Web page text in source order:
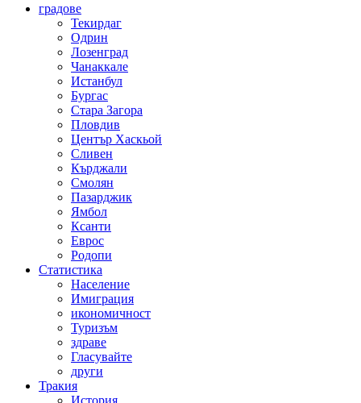
градове
Текирдаг
Одрин
Лозенград
Чанаккале
Истанбул
Бургас
Стара Загора
Пловдив
Център Хаскьой
Сливен
Кърджали
Смолян
Пазарджик
Ямбол
Ксанти
Еврос
Родопи
Статистика
Население
Имиграция
икономичност
Туризъм
здраве
Гласувайте
други
Тракия
История